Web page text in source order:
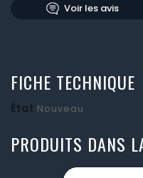
Voir les avis
FICHE TECHNIQUE
État Nouveau
PRODUITS DANS